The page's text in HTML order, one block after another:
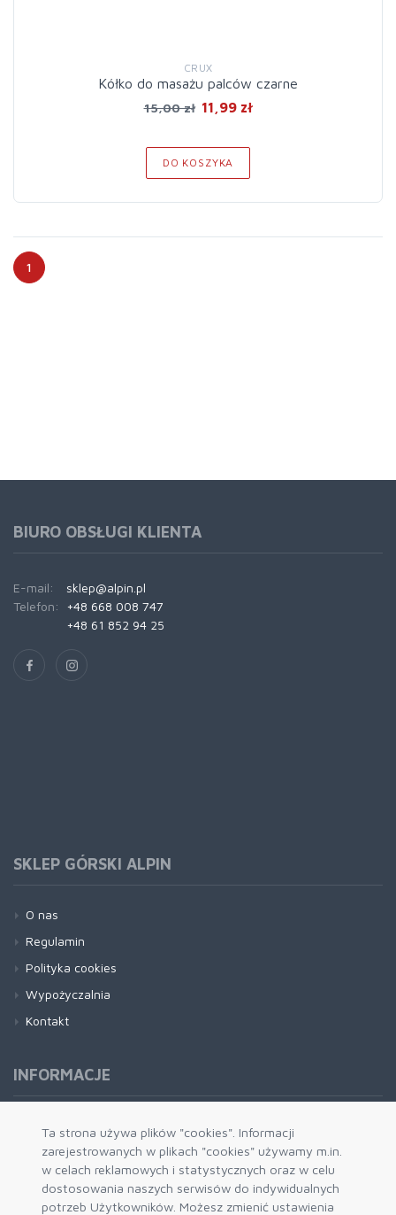
Ta strona używa plików "cookies". Informacji
zarejestrowanych w plikach "cookies" używamy m.in.
w celach reklamowych i statystycznych oraz w celu
dostosowania naszych serwisów do indywidualnych
potrzeb Użytkowników. Możesz zmienić ustawienia
CRUX
Kółko do masażu palców czarne
15,00 zł 11,99 zł
DO KOSZYKA
1
BIURO OBSŁUGI KLIENTA
E-mail:
sklep@alpin.pl
Telefon:
+48 668 008 747
+48 61 852 94 25
SKLEP GÓRSKI ALPIN
O nas
Regulamin
Polityka cookies
Wypożyczalnia
Kontakt
INFORMACJE
Formy płatności
Dostawa i wysyłka
Zwrot i wymiana
System rabatowy